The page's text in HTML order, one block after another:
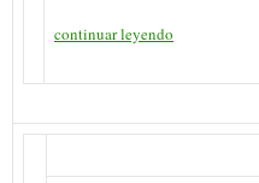
continuar leyendo